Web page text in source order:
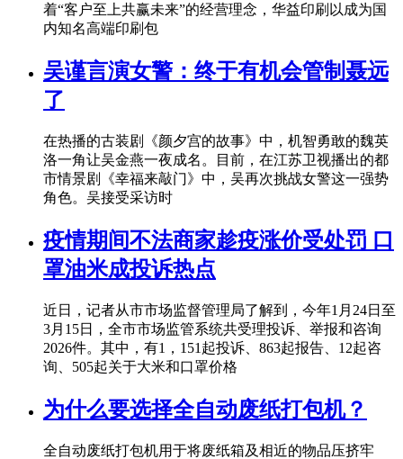
着“客户至上共赢未来”的经营理念，华益印刷以成为国
内知名高端印刷包
吴谨言演女警：终于有机会管制聂远
了
在热播的古装剧《颜夕宫的故事》中，机智勇敢的魏英
洛一角让吴金燕一夜成名。目前，在江苏卫视播出的都
市情景剧《幸福来敲门》中，吴再次挑战女警这一强势
角色。吴接受采访时
疫情期间不法商家趁疫涨价受处罚 口
罩油米成投诉热点
近日，记者从市市场监督管理局了解到，今年1月24日至
3月15日，全市市场监管系统共受理投诉、举报和咨询
2026件。其中，有1，151起投诉、863起报告、12起咨
询、505起关于大米和口罩价格
为什么要选择全自动废纸打包机？
全自动废纸打包机用于将废纸箱及相近的物品压挤牢